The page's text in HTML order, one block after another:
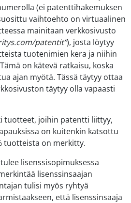
(ei patenttihakemuksen
vaihtoehto on virtuaalinen
mainitaan verkkosivusto
patentit”), josta löytyy
tuotenimien kera ja niihin
on kätevä ratkaisu, koska
ajan myötä. Tässä täytyy ottaa
täytyy olla vapaasti
tuotteet, joihin patentti liittyy,
on kuitenkin katsottu
tuotteista on merkitty.
lisenssisopimuksessa
lisenssinsaajan
tulisi myös ryhtyä
että lisenssinsaaja